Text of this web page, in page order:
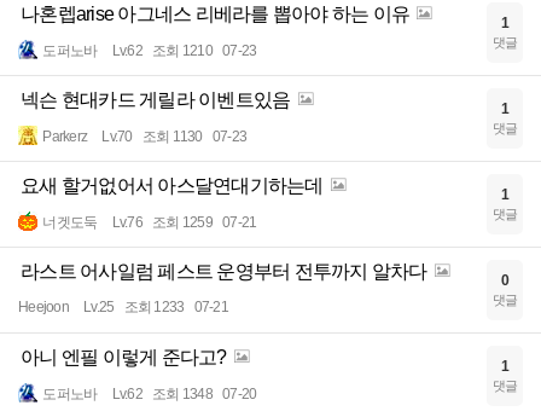
나혼렙arise 아그네스 리베라를 뽑아야 하는 이유
도퍼노바 Lv.62 조회 1210 07-23
1
댓글
넥슨 현대카드 게릴라 이벤트있음
Parkerz Lv.70 조회 1130 07-23
1
댓글
요새 할거없어서 아스달연대기하는데
너겟도둑 Lv.76 조회 1259 07-21
1
댓글
라스트 어사일럼 페스트 운영부터 전투까지 알차다
Heejoon Lv.25 조회 1233 07-21
0
댓글
아니 엔필 이렇게 준다고?
도퍼노바 Lv.62 조회 1348 07-20
1
댓글